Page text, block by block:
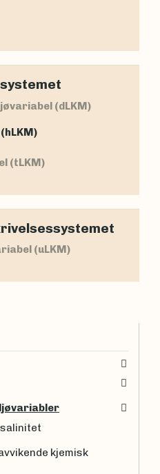
(dLKM)
(tLKM)
(uLKM)
kjemisk